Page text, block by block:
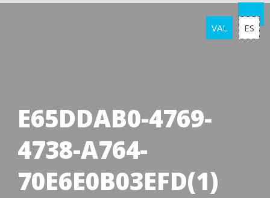
VAL ES
E65DDAB0-4769-
4738-A764-
70E6E0B03EFD(1)